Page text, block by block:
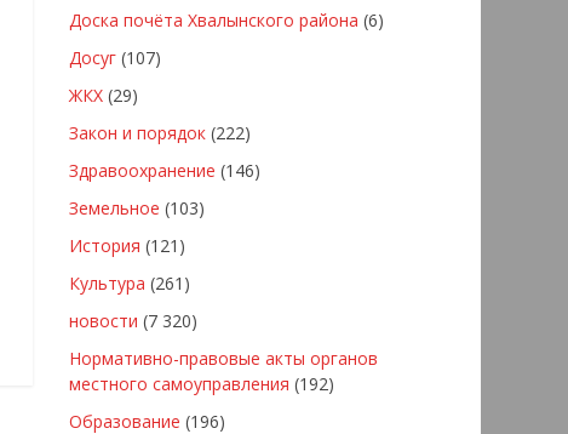
Доска почёта Хвалынского района (6)
Досуг (107)
ЖКХ (29)
Закон и порядок (222)
Здравоохранение (146)
Земельное (103)
История (121)
Культура (261)
новости (7 320)
Нормативно-правовые акты органов
местного самоуправления (192)
Образование (196)